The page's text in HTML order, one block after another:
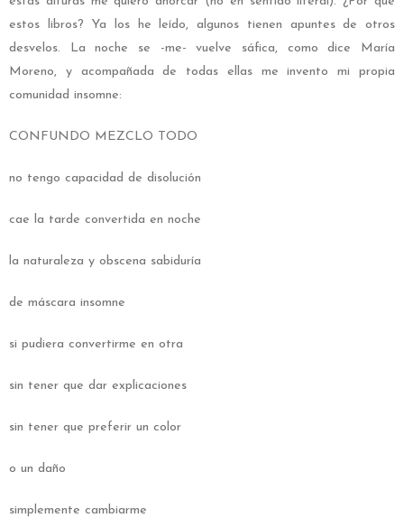
estos libros? Ya los he leído, algunos tienen apuntes de otros
desvelos. La noche se -me- vuelve sáfica, como dice María
Moreno, y acompañada de todas ellas me invento mi propia
comunidad insomne:
CONFUNDO MEZCLO TODO
no tengo capacidad de disolución
cae la tarde convertida en noche
la naturaleza y obscena sabiduría
de máscara insomne
si pudiera convertirme en otra
sin tener que dar explicaciones
sin tener que preferir un color
o un daño
simplemente cambiarme